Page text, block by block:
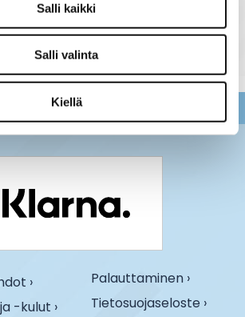
Salli kaikki
Salli valinta
Kiellä
›
-kulut ›
Palauttaminen ›
Tietosuojaseloste ›